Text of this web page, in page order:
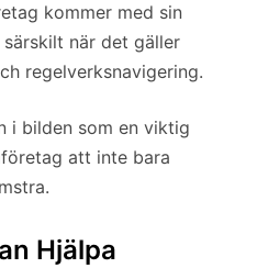
kommer med sin
när det gäller
regelverksnavigering.
i bilden som en viktig
att inte bara
Hjälpa